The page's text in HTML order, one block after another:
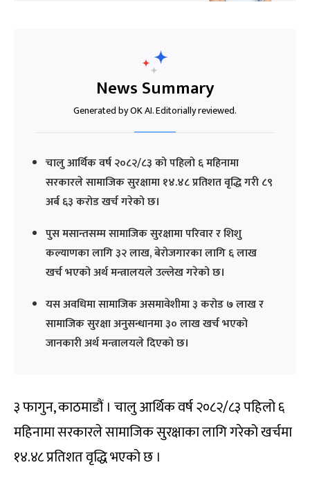
News Summary
Generated by OK AI. Editorially reviewed.
चालु आर्थिक वर्ष २०८२/८३ को पहिलो ६ महिनामा
सरकारले सामाजिक सुरक्षामा १४.४८ प्रतिशत वृद्धि गरी ८९
अर्ब ६३ करोड खर्च गरेको छ।
पुस मसान्तसम्म सामाजिक सुरक्षामा परिवार र शिशु
कल्याणका लागि ३२ लाख, बेरोजगारका लागि ६ लाख
खर्च भएको अर्थ मन्त्रालयले उल्लेख गरेको छ।
यस अवधिमा सामाजिक असमावेशीमा ३ करोड ७ लाख र
सामाजिक सुरक्षा अनुसन्धानमा ३० लाख खर्च भएको
जानकारी अर्थ मन्त्रालयले दिएको छ।
३ फागुन, काठमाडौं । चालु आर्थिक वर्ष २०८२/८३ पहिलो ६
महिनामा सरकारले सामाजिक सुरक्षाका लागि गरेको खर्चमा
१४.४८ प्रतिशत वृद्धि भएको छ ।